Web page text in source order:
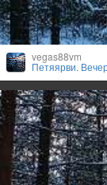
vegas88vm
Петяярви.